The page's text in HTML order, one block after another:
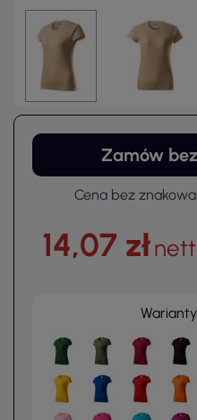
Zamów
Cena bez
14,07 zł